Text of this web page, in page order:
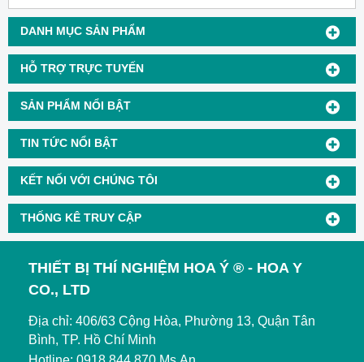
DANH MỤC SẢN PHẨM
HỖ TRỢ TRỰC TUYẾN
SẢN PHẨM NỔI BẬT
TIN TỨC NỔI BẬT
KẾT NỐI VỚI CHÚNG TÔI
THỐNG KÊ TRUY CẬP
THIẾT BỊ THÍ NGHIỆM HOA Ý ® - HOA Y
CO., LTD
Địa chỉ: 406/63 Cộng Hòa, Phường 13, Quận Tân
Bình, TP. Hồ Chí Minh